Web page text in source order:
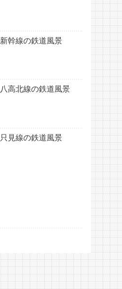
新幹線の鉄道風景
八高北線の鉄道風景
只見線の鉄道風景